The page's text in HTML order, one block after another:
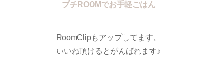
プチROOMでお手軽ごはん
RoomClipもアップしてます。
いいね頂けるとがんばれます♪